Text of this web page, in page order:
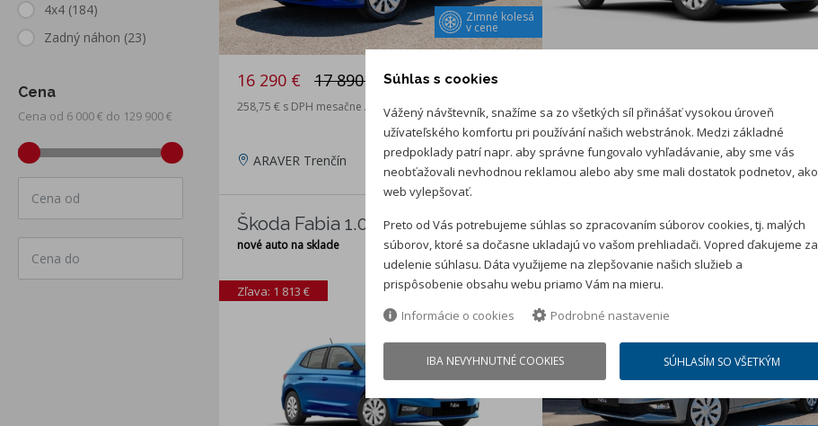
4x4 (184)
Zadný náhon (23)
Cena
Cena od 6 000 € do 129 900 €
Cena od
Cena do
Zimné kolesá
v cene
16 290 € 17 890 €
258,75 € s DPH mesačne / 48 mesiacov/ 40 000km
ARAVER Trenčín
0 % úrok pri značkovom financovaní
ARAVER Piešťany
Škoda Fabia 1.0 MPI Extra
nové auto na sklade
Zľava: 1 813 €
Škoda Fabia 1.0 MPI Essence
nové auto na sklade
Zľava: 1 602 €
Súhlas s cookies
Vážený návštevník, snažíme sa zo všetkých síl přinášať vysokou úroveň
užívateľského komfortu pri používání našich webstránok. Medzi základné
predpoklady patrí napr. aby správne fungovalo vyhľadávanie, aby sme vás
neobťažovali nevhodnou reklamou alebo aby sme mali dostatok podnetov, ako
web vylepšovať.
Preto od Vás potrebujeme súhlas so zpracovaním súborov cookies, tj. malých
súborov, ktoré sa dočasne ukladajú vo vašom prehliadači. Vopred ďakujeme za
udelenie súhlasu. Dáta využijeme na zlepšovanie našich služieb a
prispôsobenie obsahu webu priamo Vám na mieru.
Informácie o cookies
Podrobné nastavenie
IBA NEVYHNUTNÉ COOKIES SÚHLASÍM SO VŠETKÝM